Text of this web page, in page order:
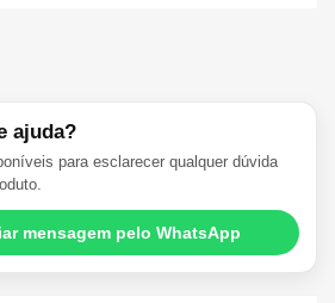
ajuda?
para esclarecer qualquer dúvida
mensagem pelo WhatsApp